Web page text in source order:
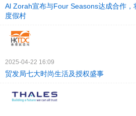
Al Zorah宣布与Four Seasons达成合作
度假村
2025-04-22 16:09
贸发局七大时尚生活及授权盛事